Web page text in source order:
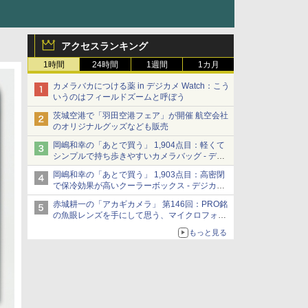
アクセスランキング
1時間 24時間 1週間 1カ月
カメラバカにつける薬 in デジカメ Watch：こう
いうのはフィールドズームと呼ぼう
茨城空港で「羽田空港フェア」が開催 航空会社
のオリジナルグッズなども販売
岡嶋和幸の「あとで買う」 1,904点目：軽くて
シンプルで持ち歩きやすいカメラバッグ - デジ
カメ Watch
岡嶋和幸の「あとで買う」 1,903点目：高密閉
で保冷効果が高いクーラーボックス - デジカメ
Watch
赤城耕一の「アカギカメラ」 第146回：PRO銘
の魚眼レンズを手にして思う、マイクロフォー
もっと見る